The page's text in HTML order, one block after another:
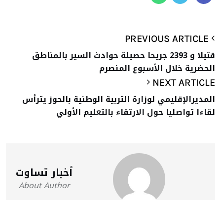
قتيلا و 2393 جريحا حصيلة حوادث السير بالمناطق
الحضرية ‏خلال الأسبوع المنصرم
NEXT ARTICLE
المديرالإقليمي لوزارة التربية الوطنية بالحوز يترأس
لقاءا تواصليا حول الارتقاء بالتعليم الأولي
أخبار تساوت
About Author